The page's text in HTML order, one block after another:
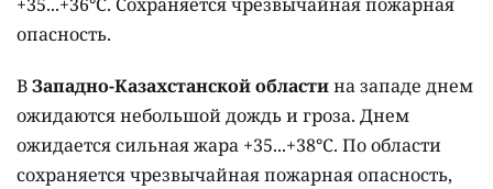
опасность.
ВЗападно-Казахстанской областина западе днем
ожидаются небольшой дождь и гроза. Днем
ожидается сильная жара +35...+38°C. По области
сохраняется чрезвычайная пожарная опасность,